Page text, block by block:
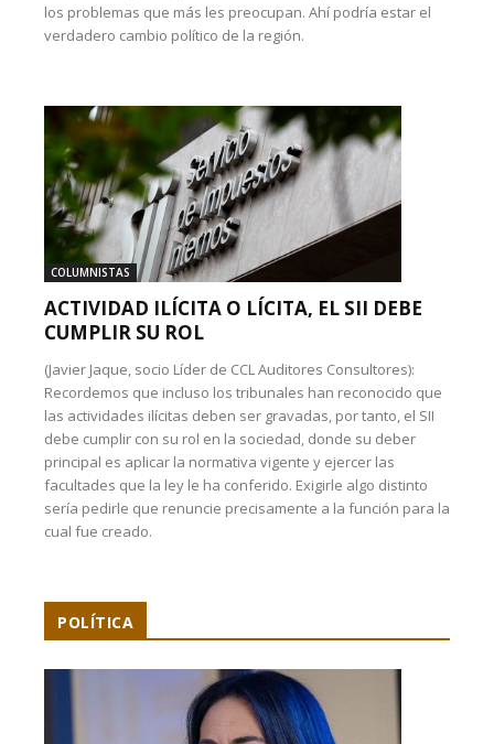
los problemas que más les preocupan. Ahí podría estar el
verdadero cambio político de la región.
COLUMNISTAS
ACTIVIDAD ILÍCITA O LÍCITA, EL SII DEBE
CUMPLIR SU ROL
(Javier Jaque, socio Líder de CCL Auditores Consultores):
Recordemos que incluso los tribunales han reconocido que
las actividades ilícitas deben ser gravadas, por tanto, el SII
debe cumplir con su rol en la sociedad, donde su deber
principal es aplicar la normativa vigente y ejercer las
facultades que la ley le ha conferido. Exigirle algo distinto
sería pedirle que renuncie precisamente a la función para la
cual fue creado.
POLÍTICA